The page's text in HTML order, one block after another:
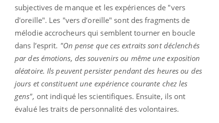
subjectives de manque et les expériences de "vers
d'oreille". Les "vers d’oreille" sont des fragments de
mélodie accrocheurs qui semblent tourner en boucle
dans l’esprit. "On pense que ces extraits sont déclenchés
par des émotions, des souvenirs ou même une exposition
aléatoire. Ils peuvent persister pendant des heures ou des
jours et constituent une expérience courante chez les
gens", ont indiqué les scientifiques. Ensuite, ils ont
évalué les traits de personnalité des volontaires.